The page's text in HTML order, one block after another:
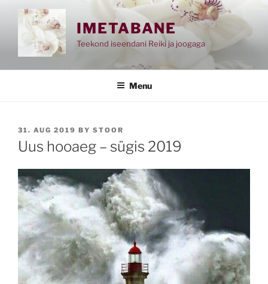
IMETABANE
Teekond iseendani Reiki ja joogaga
Menu
POSTED
ON
31. AUG 2019 BY STOOR
Uus hooaeg – sügis 2019